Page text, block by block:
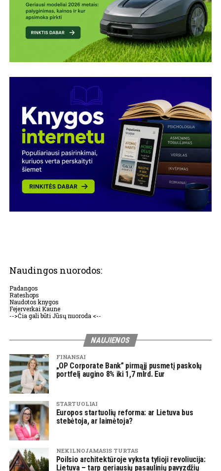
Naudingos nuorodos:
Padangos
Rateshops
Naudotos knygos
Fejerverkai Kaune
-->Čia gali būti Jūsų nuoroda <--
NAUJIENOS
FINANSAI
„OP Corporate Bank” pirmąjį pusmetį paskolų
portfelį augino 8% iki 1,7 mlrd. Eur
STARTUOLIAI
Europos startuolių reforma: ar Lietuva bus
stebėtoja, ar laimėtoja?
NEKILNOJAMASIS TURTAS
Poilsio architektūroje vyksta tylioji revoliucija:
Lietuva – tarp geriausių pasaulinių pavyzdžių